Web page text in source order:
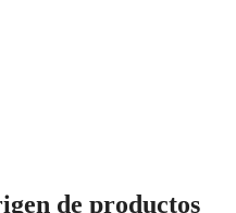
de productos